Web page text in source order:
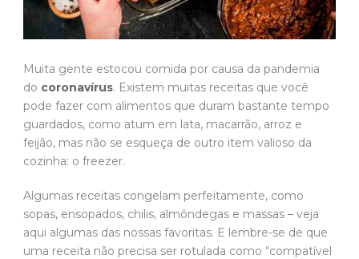
Muita gente estocou comida por causa da pandemia
do coronavírus. Existem muitas receitas que você
pode fazer com alimentos que duram bastante tempo
guardados, como atum em lata, macarrão, arroz e
feijão, mas não se esqueça de outro item valioso da
cozinha: o freezer.
Algumas receitas congelam perfeitamente, como
sopas, ensopados, chilis, almôndegas e massas – veja
aqui algumas das nossas favoritas. E lembre-se de que
uma receita não precisa ser rotulada como “compatível